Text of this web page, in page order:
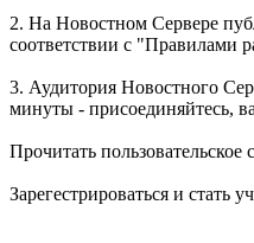
2. На Новостном Сервере
соответствии с "Правилами
3. Аудитория Новостного
минуты - присоединяйтесь,
Прочитать
Зарегестрироваться и стать